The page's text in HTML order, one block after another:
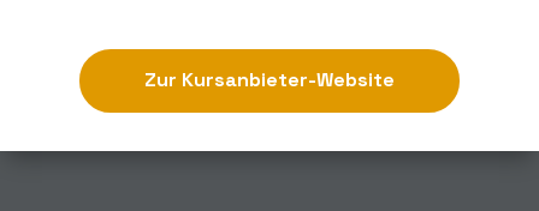
Zur Kursanbieter-Website